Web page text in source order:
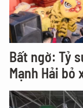
Bất ngờ: Tỷ
Mạnh Hải bỏ